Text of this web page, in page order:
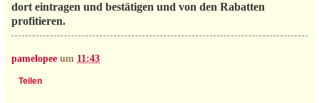
dort eintragen und bestätigen und von den Rabatten
profitieren.
pamelopee um 11:43
Teilen